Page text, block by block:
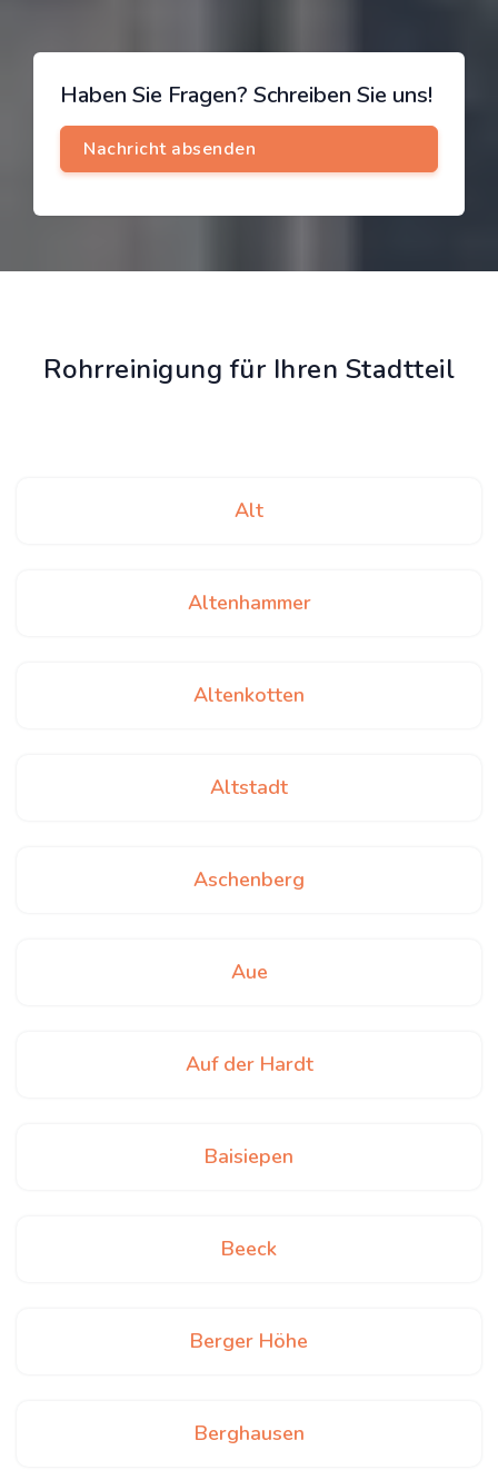
Haben Sie Fragen? Schreiben Sie uns!
Rohrreinigung für Ihren Stadtteil
Alt
Altenhammer
Altenkotten
Altstadt
Aschenberg
Aue
Auf der Hardt
Baisiepen
Beeck
Berger Höhe
Berghausen